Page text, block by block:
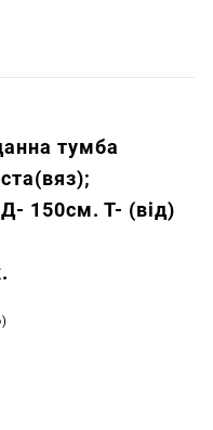
тумба
150см. Т- (від)